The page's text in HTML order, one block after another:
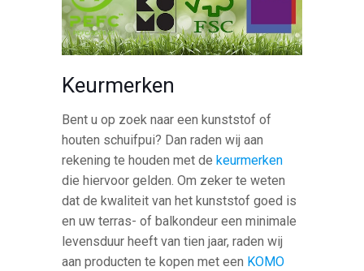
Keurmerken
Bent u op zoek naar een kunststof of
houten schuifpui? Dan raden wij aan
rekening te houden met dekeurmerken
die hiervoor gelden. Om zeker te weten
dat de kwaliteit van het kunststof goed is
en uw terras- of balkondeur een minimale
levensduur heeft van tien jaar, raden wij
aan producten te kopen met een KOMO